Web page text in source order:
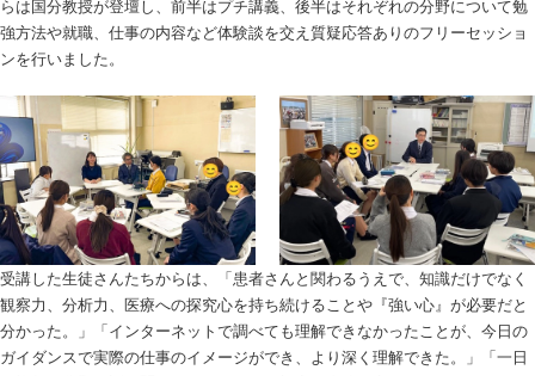
らは国分教授が登壇し、前半はプチ講義、後半はそれぞれの分野について勉
強方法や就職、仕事の内容など体験談を交え質疑応答ありのフリーセッショ
ンを行いました。
受講した生徒さんたちからは、「患者さんと関わるうえで、知識だけでなく
観察力、分析力、医療への探究心を持ち続けることや『強い心』が必要だと
分かった。」「インターネットで調べても理解できなかったことが、今日の
ガイダンスで実際の仕事のイメージができ、より深く理解できた。」「一日